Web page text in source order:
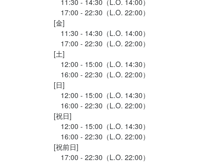
17:00 - 22:30（L.O. 22:00）
[金]
11:30 - 14:30（L.O. 14:00）
17:00 - 22:30（L.O. 22:00）
[土]
12:00 - 15:00（L.O. 14:30）
16:00 - 22:30（L.O. 22:00）
[日]
12:00 - 15:00（L.O. 14:30）
16:00 - 22:30（L.O. 22:00）
[祝日]
12:00 - 15:00（L.O. 14:30）
16:00 - 22:30（L.O. 22:00）
[祝前日]
17:00 - 22:30（L.O. 22:00）
福岡県筑紫野市武蔵4-5-8
法人名・事業者名
株式会社double
最終更新日2026/06/26
携われる環境です。
素材の見極めや肉の扱い方など、これまで培ってきた技術やこだ
わりを、そのまま仕事に活かせます。
「もっと肉を学びたい」
「自分の技術でお客様を喜ばせたい」
そんな想いを持つ方には、楽しみながら成長できる環境です！
■ 店舗の味を支える中核ポジション
料理長候補として、店舗の味や品質を支える重要な役割をお任せ
あなたの技術やこだわりが、そのまま店の評価や口コミにつなが
るやりがいのあるポジションです。
ただ決められた仕事をこなすだけではなく、
「もっとこうしたい！」
「こんなメニュー面白そう！」